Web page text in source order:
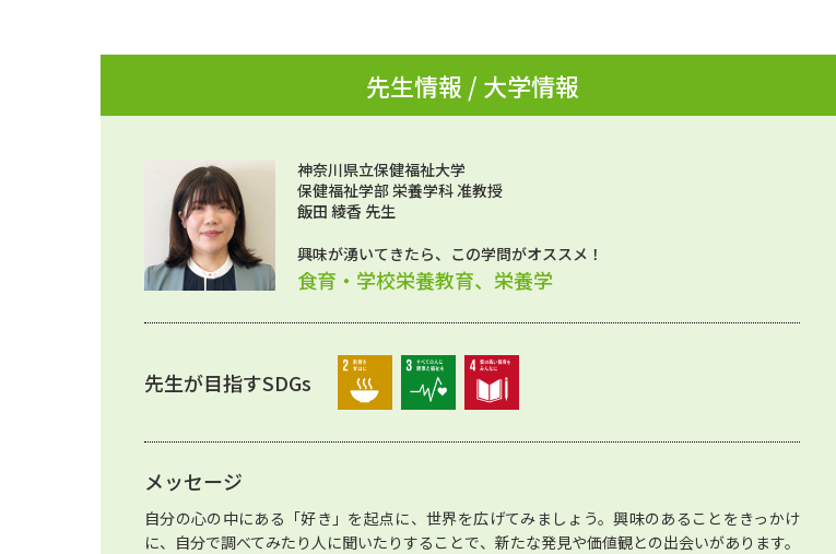
先生情報 / 大学情報
神奈川県立保健福祉大学
保健福祉学部 栄養学科 准教授
飯田 綾香 先生
興味が湧いてきたら、この学問がオススメ！
食育・学校栄養教育、栄養学
先生が目指すSDGs
メッセージ
自分の心の中にある「好き」を起点に、世界を広げてみましょう。興味のあることをきっかけ
に、自分で調べてみたり人に聞いたりすることで、新たな発見や価値観との出会いがあります。